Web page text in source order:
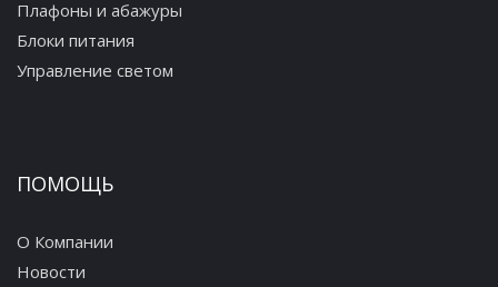
Плафоны и абажуры
Блоки питания
Управление светом
ПОМОЩЬ
О Компании
Новости